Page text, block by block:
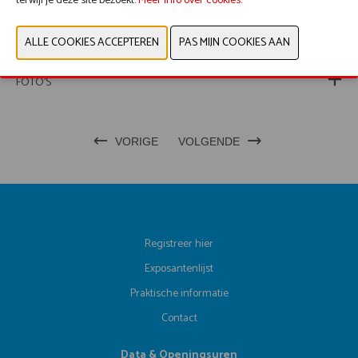
PRODUCTGROEP
FOTO'S
VORIGE VOLGENDE
Registreer hier
Exposantenlijst
Praktische informatie
Contact